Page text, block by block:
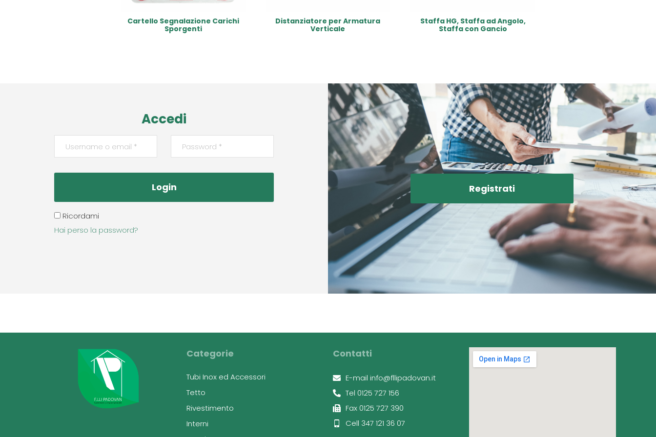
Cartello Segnalazione Carichi
Sporgenti
Distanziatore per Armatura
Verticale
Staffa HG, Staffa ad Angolo,
Staffa con Gancio
Accedi
Ricordami
Hai perso la password?
Registrati
Categorie
Tubi Inox ed Accessori
Tetto
Rivestimento
Interni
Contatti
E-mail info@fllipadovan.it
Tel 0125 727 156
Fax 0125 727 390
Cell 347 121 36 07